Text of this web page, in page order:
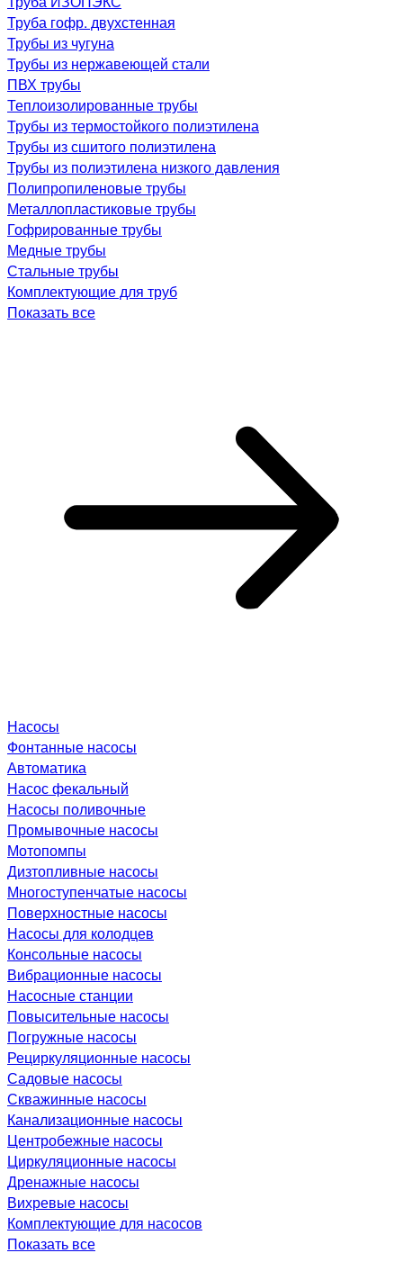
Труба гофр. двухстенная
Трубы из чугуна
Трубы из нержавеющей стали
ПВХ трубы
Теплоизолированные трубы
Трубы из термостойкого полиэтилена
Трубы из сшитого полиэтилена
Трубы из полиэтилена низкого давления
Полипропиленовые трубы
Металлопластиковые трубы
Гофрированные трубы
Медные трубы
Стальные трубы
Комплектующие для труб
Показать все
Насосы
Фонтанные насосы
Автоматика
Насос фекальный
Насосы поливочные
Промывочные насосы
Мотопомпы
Дизтопливные насосы
Многоступенчатые насосы
Поверхностные насосы
Насосы для колодцев
Консольные насосы
Вибрационные насосы
Насосные станции
Повысительные насосы
Погружные насосы
Рециркуляционные насосы
Садовые насосы
Скважинные насосы
Канализационные насосы
Центробежные насосы
Циркуляционные насосы
Дренажные насосы
Вихревые насосы
Комплектующие для насосов
Показать все